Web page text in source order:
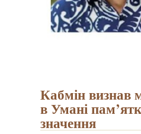
Кабмін визнав
в Умані
значення